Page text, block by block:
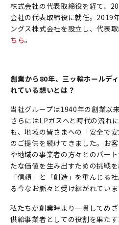
株式会社の代表取締役を経て、
会社の代表取締役に就任。2019
ングス株式会社を設立し、代表
ちら。
――創業から80年、三ッ輪ホール
れている想いとは？
当社グループは1940年の創業以
さらにはLPガスへと時代の流れ
も、地域の皆さまへの「安全で
のご提供を続けてきました。お
や地域の事業者の方々とのパー
たな価値を生み出すための挑戦
「信頼」と「創造」を重んじる
る今なお脈々と受け継がれていま
私たちが創業時より一貫してめ
供給事業者としての役割を果た